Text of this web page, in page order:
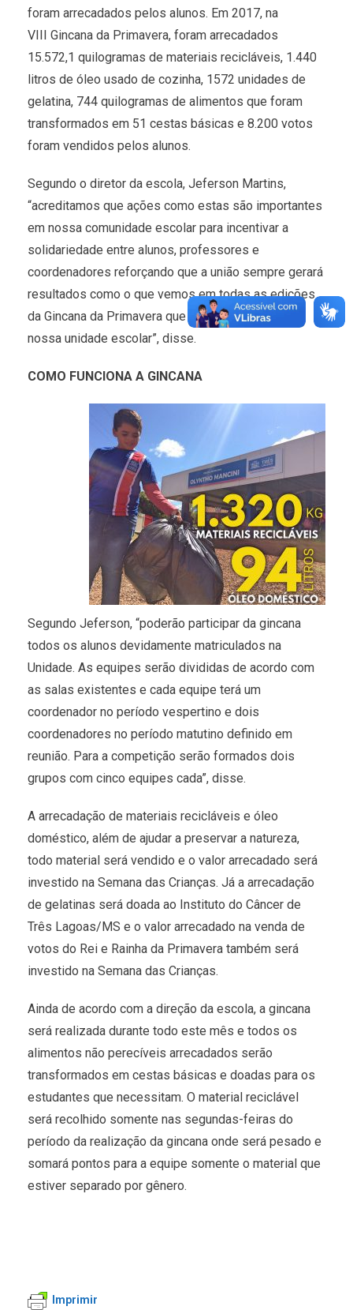
foram arrecadados pelos alunos. Em 2017, na
VIII Gincana da Primavera, foram arrecadados
15.572,1 quilogramas de materiais recicláveis, 1.440
litros de óleo usado de cozinha, 1572 unidades de
gelatina, 744 quilogramas de alimentos que foram
transformados em 51 cestas básicas e 8.200 votos
foram vendidos pelos alunos.
Segundo o diretor da escola, Jeferson Martins,
“acreditamos que ações como estas são importantes
em nossa comunidade escolar para incentivar a
solidariedade entre alunos, professores e
coordenadores reforçando que a união sempre gerará
resultados como o que vemos em todas as edições
da Gincana da Primavera que já é uma tradição em
nossa unidade escolar”, disse.
COMO FUNCIONA A GINCANA
Segundo Jeferson, “poderão participar da gincana
todos os alunos devidamente matriculados na
Unidade. As equipes serão divididas de acordo com
as salas existentes e cada equipe terá um
coordenador no período vespertino e dois
coordenadores no período matutino definido em
reunião. Para a competição serão formados dois
grupos com cinco equipes cada”, disse.
A arrecadação de materiais recicláveis e óleo
doméstico, além de ajudar a preservar a natureza,
todo material será vendido e o valor arrecadado será
investido na Semana das Crianças. Já a arrecadação
de gelatinas será doada ao Instituto do Câncer de
Três Lagoas/MS e o valor arrecadado na venda de
votos do Rei e Rainha da Primavera também será
investido na Semana das Crianças.
Ainda de acordo com a direção da escola, a gincana
será realizada durante todo este mês e todos os
alimentos não perecíveis arrecadados serão
transformados em cestas básicas e doadas para os
estudantes que necessitam. O material reciclável
será recolhido somente nas segundas-feiras do
período da realização da gincana onde será pesado e
somará pontos para a equipe somente o material que
estiver separado por gênero.
Imprimir